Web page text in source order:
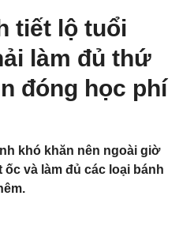
tiết lộ tuổi
làm đủ thứ
đóng học phí
khó khăn nên ngoài giờ
ốc và làm đủ các loại bánh